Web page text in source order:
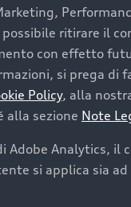
ritirare il
con effetto
si prega di
Policy, alla
alla sezione Note
Adobe Analytics, il
si applica sia ad